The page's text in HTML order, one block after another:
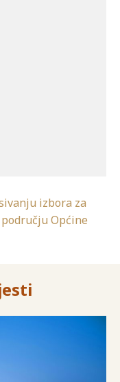
izbora za
Općine